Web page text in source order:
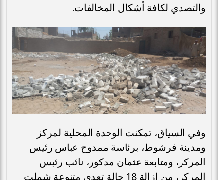
والتصدي لكافة أشكال المخالفات.
وفي السياق، تمكنت الوحدة المحلية لمركز
ومدينة فرشوط، برئاسة ممدوح عباس رئيس
المركز، ومتابعة عثمان مدكور، نائب رئيس
المركز، من إزالة 18 حالة تعدى متنوعة شملت